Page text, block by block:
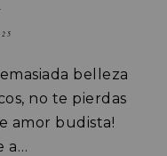
belleza
no te pierdas
amor budista!
a…